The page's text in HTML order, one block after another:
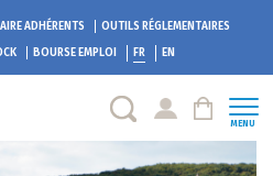
ADHÉRENTS
OUTILS RÉGLEMENTAIRES
BOURSE EMPLOI FR EN
MENU